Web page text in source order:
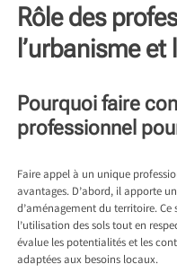
Rôle des
l’urbanisme
Pourquoi faire
professionnel
Faire appel à un unique
avantages. D’abord, il apporte
d’aménagement du territoire.
l’utilisation des sols tout en
évalue les potentialités et les
adaptées aux besoins locaux.